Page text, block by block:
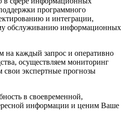
программного
и интеграции,
обслуживанию информационных
на каждый запрос и оперативно
осуществляем мониторинг
свои экспертные прогнозы
в своевременной,
информации и ценим Ваше